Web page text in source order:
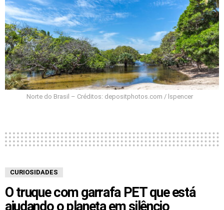
Norte do Brasil – Créditos: depositphotos.com / lspencer
CURIOSIDADES
O truque com garrafa PET que está
ajudando o planeta em silêncio